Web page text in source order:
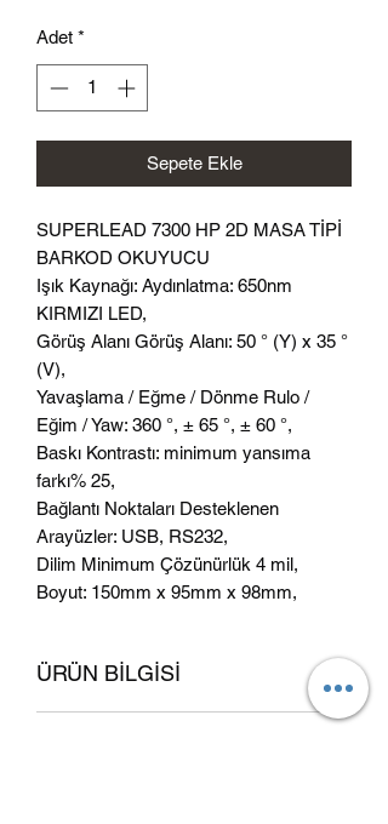
Adet *
Sepete Ekle
SUPERLEAD 7300 HP 2D MASA TİPİ
BARKOD OKUYUCU
Işık Kaynağı: Aydınlatma: 650nm
KIRMIZI LED,
Görüş Alanı Görüş Alanı: 50 ° (Y) x 35 °
(V),
Yavaşlama / Eğme / Dönme Rulo /
Eğim / Yaw: 360 °, ± 65 °, ± 60 °,
Baskı Kontrastı: minimum yansıma
farkı% 25,
Bağlantı Noktaları Desteklenen
Arayüzler: USB, RS232,
Dilim Minimum Çözünürlük 4 mil,
Boyut: 150mm x 95mm x 98mm,
ÜRÜN BİLGİSİ